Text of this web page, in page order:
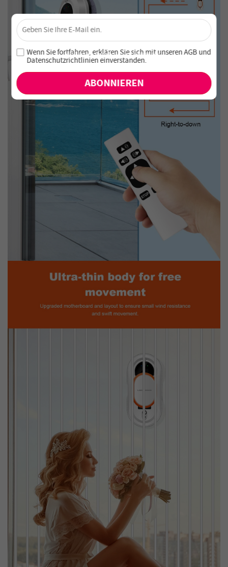
Sichere dir 4 % Rabatt – Jetzt abonnieren!
Melde dich für unseren Newsletter an und verpasse keine
exklusiven Angebote und Neuheiten!
×
Wenn Sie fortfahren, erklären Sie sich mit unserenAGBund
Datenschutzrichtlinien einverstanden.